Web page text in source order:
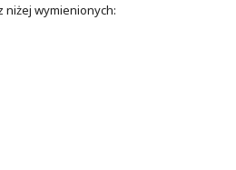
niżej wymienionych: